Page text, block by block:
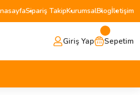
Sipariş TakipKurumsalBlogİletişim
Giriş Yap Sepetim